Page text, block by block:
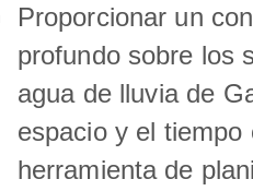
Proporcionar un
profundo sobre los
agua de lluvia de
espacio y el tiempo
herramienta de